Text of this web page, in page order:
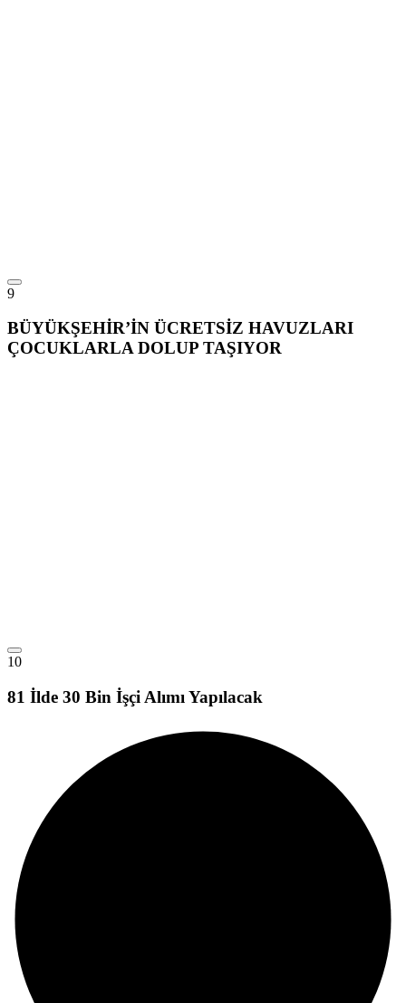
9
BÜYÜKŞEHİR’İN ÜCRETSİZ HAVUZLARI
ÇOCUKLARLA DOLUP TAŞIYOR
10
81 İlde 30 Bin İşçi Alımı Yapılacak